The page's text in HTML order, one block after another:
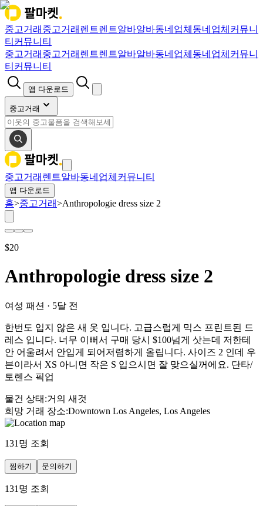
중고거래 중고거래 렌트렌트알바알바동네업체 동네업체 커뮤니
티 커뮤니티
중고거래 중고거래 렌트렌트알바알바동네업체 동네업체 커뮤니
티 커뮤니티
앱 다운로드
중고거래
중고거래 렌트알바동네업체 커뮤니티
앱 다운로드
홈>중고거래>Anthropologie dress size 2
$20
Anthropologie dress size 2
여성 패션 · 5달 전
한번도 입지 않은 새 옷 입니다. 고급스럽게 믹스 프린트된 드
레스 입니다. 너무 이뻐서 구매 당시 $100넘게 삿는데 저한테
안 어울려서 안입게 되어저렴하게 올립니다. 사이즈 2 인데 우
븐이라서 XS 아니면 작은 S 입으시면 잘 맞으실꺼에요. 단타/
토렌스 픽업
물건 상태 :거의 새것
희망 거래 장소:Downtown Los Angeles, Los Angeles
131 명 조회
찜하기 문의하기
131 명 조회